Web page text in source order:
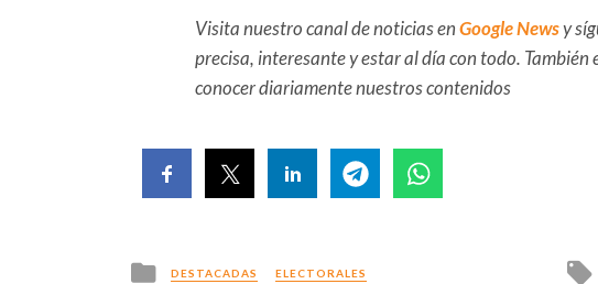
Visita nuestro canal de noticias enGoogle Newsy
precisa, interesante y estar al día con todo. También
conocer diariamente nuestros contenidos
Posted
DESTACADAS ELECTORALES